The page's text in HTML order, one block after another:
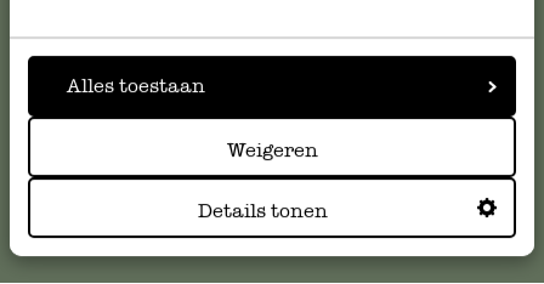
Alles toestaan
Weigeren
Details tonen
serviceclientele@dille-kamille.com